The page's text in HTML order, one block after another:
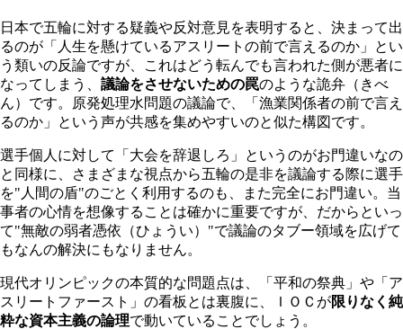
日本で五輪に対する疑義や反対意見を表明すると、決まって出
るのが「人生を懸けているアスリートの前で言えるのか」とい
う類いの反論ですが、これはどう転んでも言われた側が悪者に
なってしまう、 議論をさせないための罠のような詭弁（きべ
ん）です。原発処理水問題の議論で、「漁業関係者の前で言え
るのか」という声が共感を集めやすいのと似た構図です。
選手個人に対して「大会を辞退しろ」というのがお門違いなの
と同様に、さまざまな視点から五輪の是非を議論する際に選手
を"人間の盾"のごとく利用するのも、また完全にお門違い。当
事者の心情を想像することは確かに重要ですが、だからといっ
て"無敵の弱者憑依（ひょうい）"で議論のタブー領域を広げて
もなんの解決にもなりません。
現代オリンピックの本質的な問題点は、「平和の祭典」や「ア
スリートファースト」の看板とは裏腹に、ＩＯＣが限りなく純
粋な資本主義の論理で動いていることでしょう。